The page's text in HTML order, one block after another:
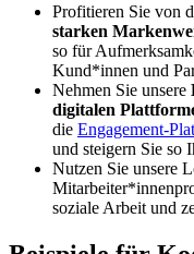
Profitieren Sie von
starken
so für
Kund*innen und
Nehmen Sie unsere
digitalen
die Engagement-
und steigern Sie so
Nutzen Sie unsere
soziale Arbeit und